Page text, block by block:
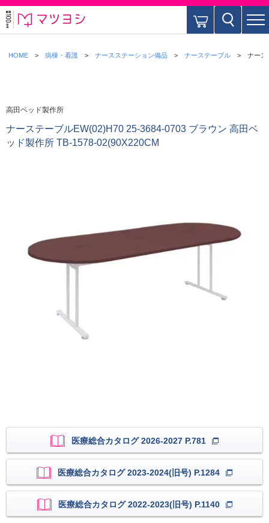
HOME 病棟・看護 ナースステーション備品 ナーステーブル ナース
高田ベッド製作所
ナーステーブルEW(02)H70 25-3684-0703 ブラウン 高田ベ
ッド製作所 TB-1578-02(90X220CM
医療総合カタログ 2026-2027 P.781
医療総合カタログ 2023-2024(旧号) P.1284
医療総合カタログ 2022-2023(旧号) P.1140